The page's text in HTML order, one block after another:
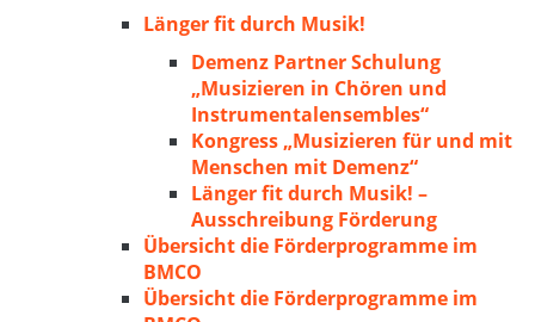
Länger fit durch Musik!
Demenz Partner Schulung
„Musizieren in Chören und
Instrumentalensembles“
Kongress „Musizieren für und mit
Menschen mit Demenz“
Länger fit durch Musik! –
Ausschreibung Förderung
Übersicht die Förderprogramme im
BMCO
Übersicht die Förderprogramme im